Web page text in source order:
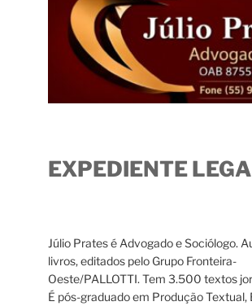
EXPEDIENTE
Júlio Prates é Advogado e Sociólogo.
livros, editados pelo Grupo Fronteira-
Oeste/PALLOTTI. Tem 3.500 textos
É pós-graduado em Produção Textual,